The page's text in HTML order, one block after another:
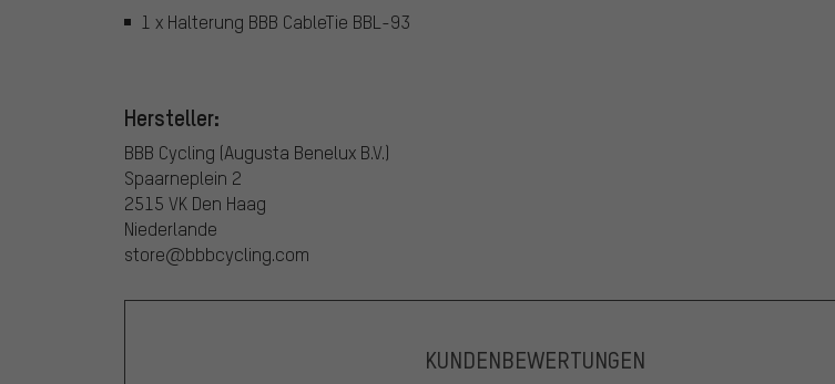
1 x Halterung BBB CableTie BBL-93
Hersteller:
BBB Cycling (Augusta Benelux B.V.)
Spaarneplein 2
2515 VK Den Haag
Niederlande
store@bbbcycling.com
KUNDENBEWERTUNGEN